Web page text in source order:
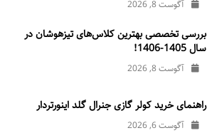
آگوست 8, 2026
بررسی تخصصی بهترین کلاس‌های تیزهوشان در
سال 1405-1406!
آگوست 8, 2026
راهنمای خرید کولر گازی جنرال‌ گلد اینورتر‌دار
آگوست 6, 2026